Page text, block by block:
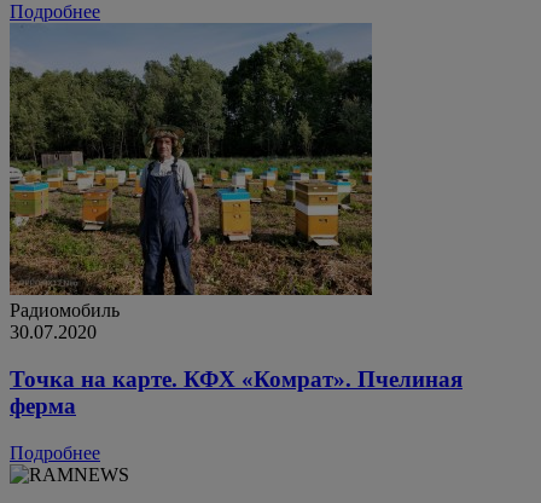
Подробнее
Радиомобиль
30.07.2020
Точка на карте. КФХ «Комрат». Пчелиная
ферма
Подробнее